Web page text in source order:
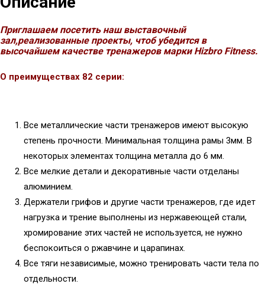
Приглашаем посетить наш выставочный
зал,реализованные проекты, чтоб убедится в
высочайшем качестве тренажеров марки Hizbro Fitness.
О преимуществах 82 серии:
Все металлические части тренажеров имеют высокую
степень прочности. Минимальная толщина рамы 3мм. В
некоторых элементах толщина металла до 6 мм.
Все мелкие детали и декоративные части отделаны
алюминием.
Держатели грифов и другие части тренажеров, где идет
нагрузка и трение выполнены из нержавеющей стали,
хромирование этих частей не используется, не нужно
беспокоиться о ржавчине и царапинах.
Все тяги независимые, можно тренировать части тела по
отдельности.